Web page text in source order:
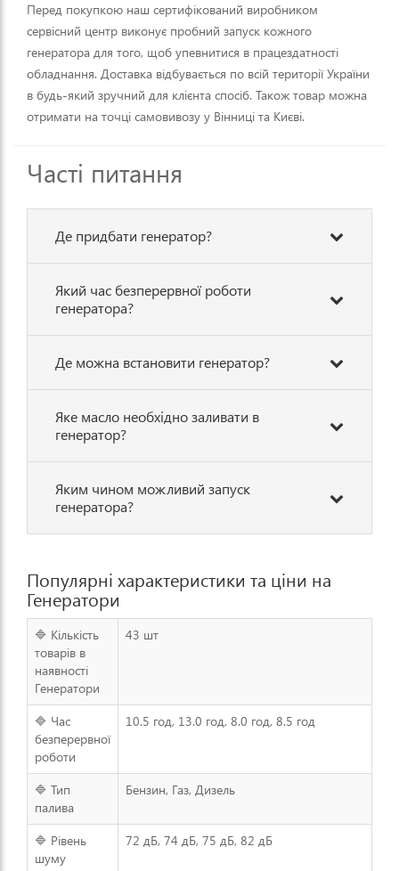
Перед покупкою наш сертифікований виробником
сервісний центр виконує пробний запуск кожного
генератора для того, щоб упевнитися в працездатності
обладнання. Доставка відбувається по всій території України
в будь-який зручний для клієнта спосіб. Також товар можна
отримати на точці самовивозу у Вінниці та Києві.
Часті питання
Де придбати генератор?
Який час безперервної роботи
генератора?
Де можна встановити генератор?
Яке масло необхідно заливати в
генератор?
Яким чином можливий запуск
генератора?
Популярні характеристики та ціни на
Генератори
🔷 Кількість
товарів в
наявності
Генератори
43 шт
🔷 Час
безперервної
роботи
10.5 год, 13.0 год, 8.0 год, 8.5 год
🔷 Тип
палива
Бензин, Газ, Дизель
🔷 Рівень
шуму
72 дБ, 74 дБ, 75 дБ, 82 дБ